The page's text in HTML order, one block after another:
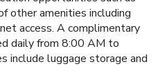
other amenities including
access. A complimentary
daily from 8:00 AM to
include luggage storage and